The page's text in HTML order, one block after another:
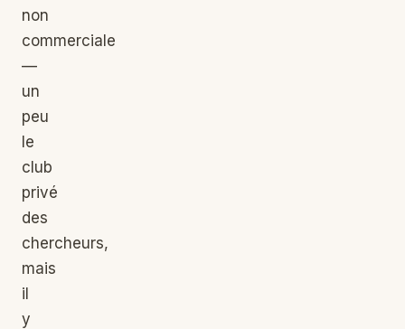
non
commerciale
—
un
peu
le
club
privé
des
chercheurs,
mais
il
y